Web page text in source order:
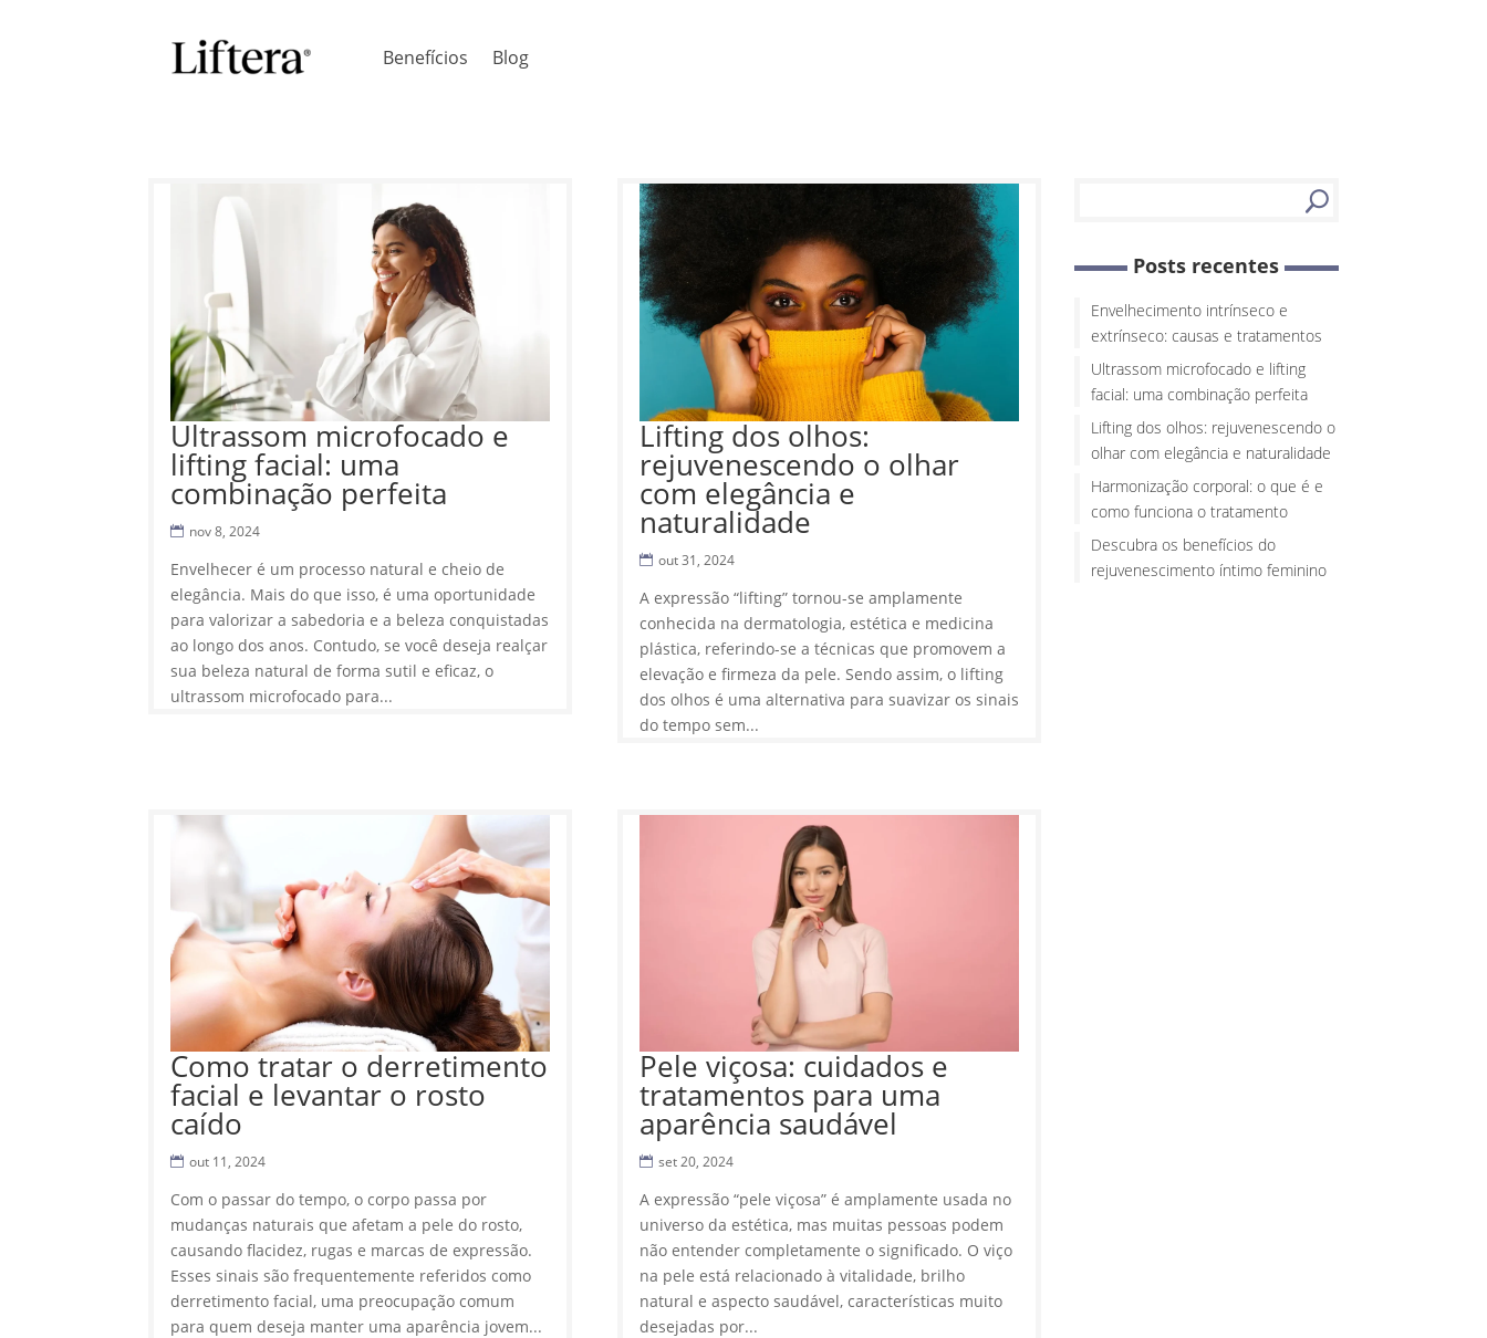
Benefícios Blog
Ultrassom microfocado e
lifting facial: uma
combinação perfeita
nov 8, 2024
Envelhecer é um processo natural e cheio de
elegância. Mais do que isso, é uma oportunidade
para valorizar a sabedoria e a beleza conquistadas
ao longo dos anos. Contudo, se você deseja realçar
sua beleza natural de forma sutil e eficaz, o
ultrassom microfocado para...
Lifting dos olhos:
rejuvenescendo o olhar
com elegância e
naturalidade
out 31, 2024
A expressão “lifting” tornou-se amplamente
conhecida na dermatologia, estética e medicina
plástica, referindo-se a técnicas que promovem a
elevação e firmeza da pele. Sendo assim, o lifting
dos olhos é uma alternativa para suavizar os sinais
do tempo sem...
Como tratar o derretimento
facial e levantar o rosto
caído
out 11, 2024
Com o passar do tempo, o corpo passa por
mudanças naturais que afetam a pele do rosto,
causando flacidez, rugas e marcas de expressão.
Esses sinais são frequentemente referidos como
derretimento facial, uma preocupação comum
para quem deseja manter uma aparência jovem...
Pele viçosa: cuidados e
tratamentos para uma
aparência saudável
set 20, 2024
A expressão “pele viçosa” é amplamente usada no
universo da estética, mas muitas pessoas podem
não entender completamente o significado. O viço
na pele está relacionado à vitalidade, brilho
natural e aspecto saudável, características muito
desejadas por...
Posts recentes
Envelhecimento intrínseco e
extrínseco: causas e tratamentos
Ultrassom microfocado e lifting
facial: uma combinação perfeita
Lifting dos olhos: rejuvenescendo o
olhar com elegância e naturalidade
Harmonização corporal: o que é e
como funciona o tratamento
Descubra os benefícios do
rejuvenescimento íntimo feminino